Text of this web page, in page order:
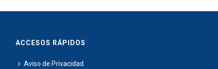
ACCESOS RÁPIDOS
Aviso de Privacidad